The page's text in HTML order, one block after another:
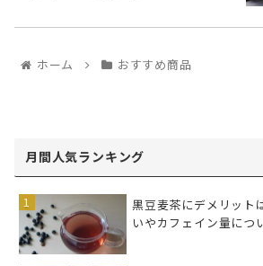
ホーム おすすめ商品
月間人気ランキング
黒豆麦茶にデメリット
いやカフェイン量につ